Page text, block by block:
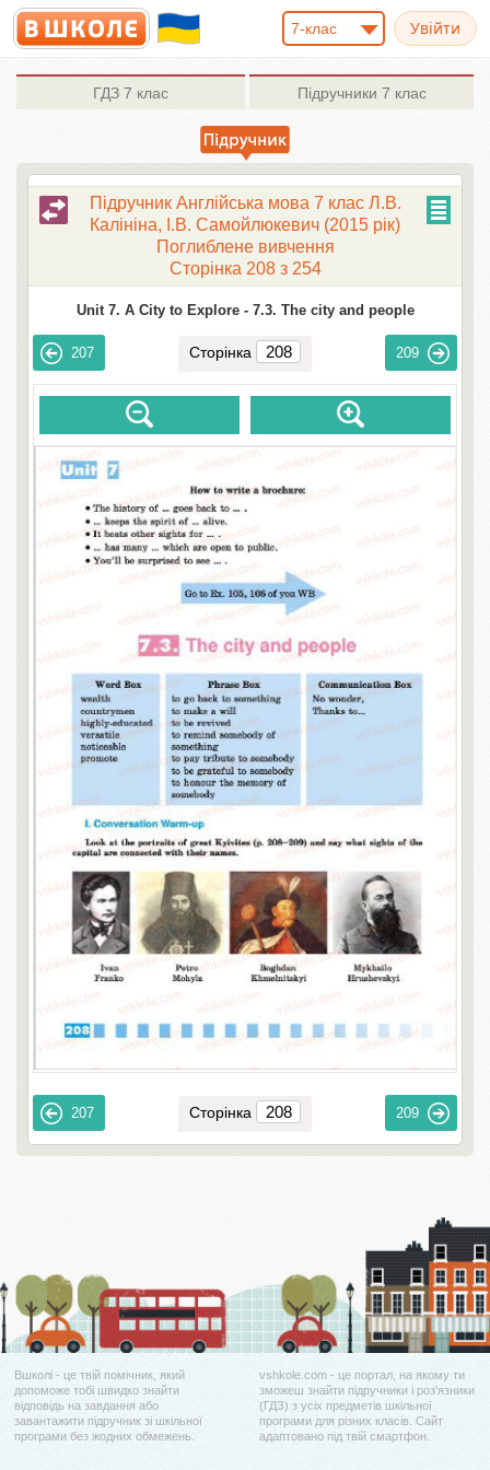
7-клас
ГДЗ 7 клас Підручники 7 клас
Підручник Англійська мова 7 клас Л.В.
Калініна, І.В. Самойлюкевич (2015 рік)
Поглиблене вивчення
Сторінка 208 з 254
Unit 7. A City to Explore - 7.3. The city and people
207 Сторінка 209
207 Сторінка 209
Вшколі - це твій помічник, який
допоможе тобі швидко знайти
відповідь на завдання або
завантажити підручник зі шкільної
програми без жодних обмежень.
vshkole.com - це портал, на якому ти
зможеш знайти підручники і роз'язники
(ГДЗ) з усіх предметів шкільної
програми для різних класів. Сайт
адаптовано під твій смартфон.